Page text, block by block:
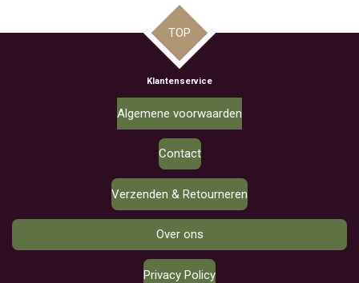
TOP
Klantenservice
Algemene voorwaarden
Contact
Verzenden & Retourneren
Over ons
Privacy Policy